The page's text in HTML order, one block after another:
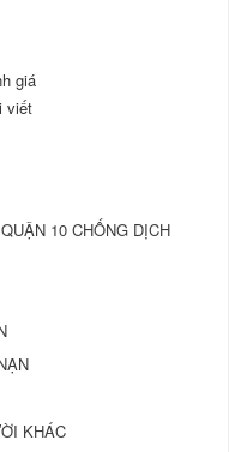
giá
viết
10 CHỐNG DỊCH
KHÁC